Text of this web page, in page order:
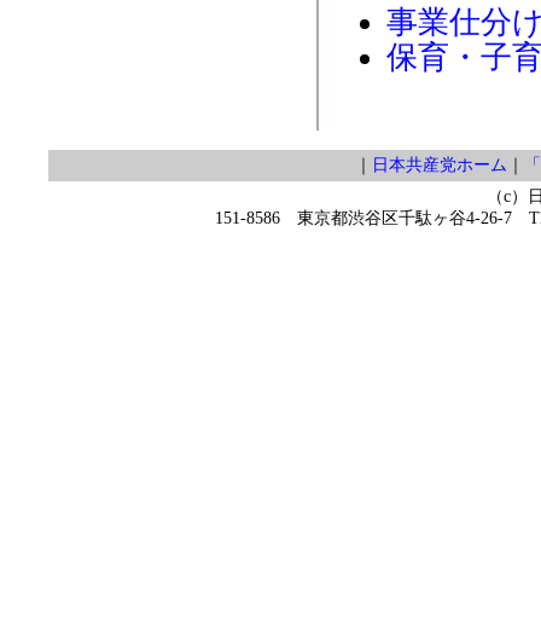
事業仕分
保育・子
日本共産党ホーム
（c）
151-8586 東京都渋谷区千駄ヶ谷4-26-7